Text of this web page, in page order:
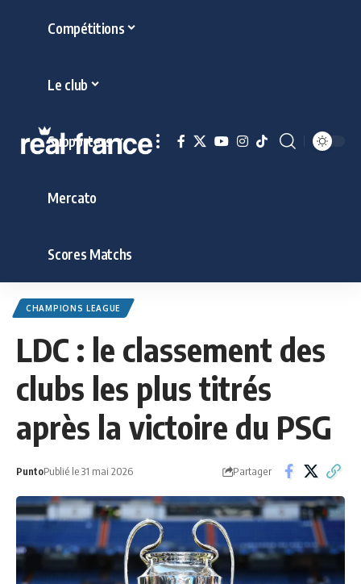
Compétitions
Le club
Supporters
Mercato
Scores Matchs
CHAMPIONS LEAGUE
LDC : le classement des
clubs les plus titrés
après la victoire du PSG
PuntoPublié le 31 mai 2026 Partager